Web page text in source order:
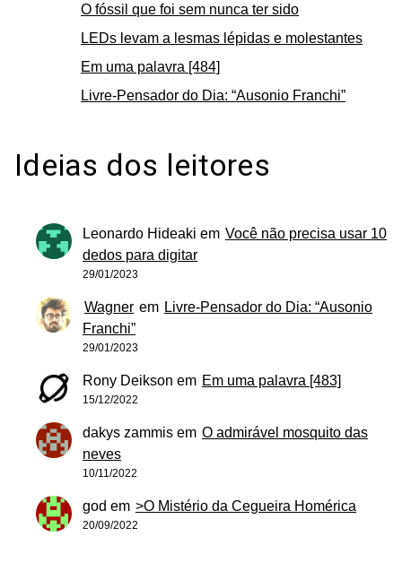
O fóssil que foi sem nunca ter sido
LEDs levam a lesmas lépidas e molestantes
Em uma palavra [484]
Livre-Pensador do Dia: “Ausonio Franchi”
Ideias dos leitores
Leonardo Hideaki em Você não precisa usar 10
dedos para digitar
29/01/2023
Wagner em Livre-Pensador do Dia: “Ausonio
Franchi”
29/01/2023
Rony Deikson em Em uma palavra [483]
15/12/2022
dakys zammis em O admirável mosquito das
neves
10/11/2022
god em >O Mistério da Cegueira Homérica
20/09/2022